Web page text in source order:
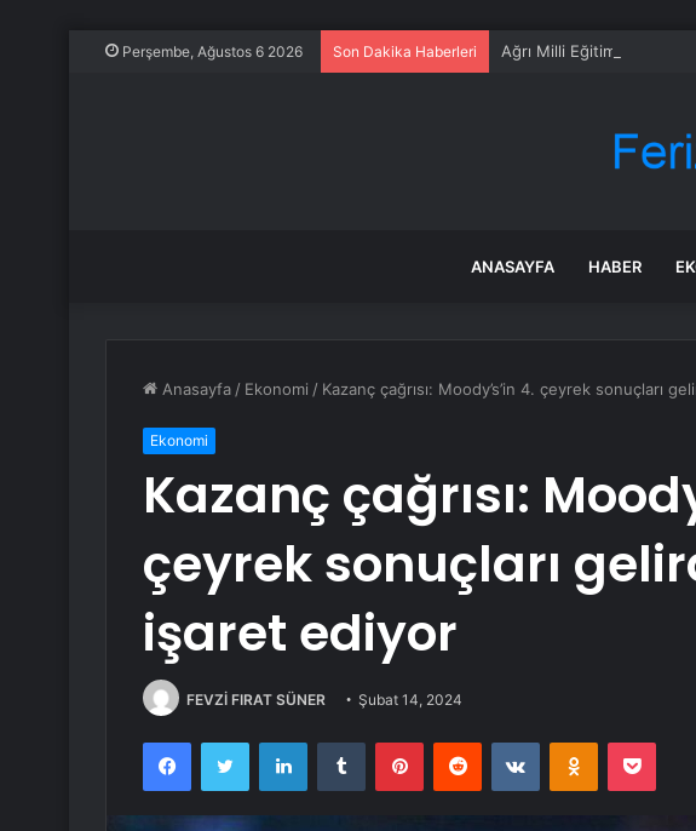
Perşembe, Ağustos 6 2026 Son Dakika Haberleri Ağrı Milli Eğitim Müdürü
ANASAYFA HABER
Anasayfa / Ekonomi / Kazanç çağrısı: Moody’s’in 4. çeyrek sonuçları
Ekonomi
Kazanç çağrısı:
çeyrek sonuçları
işaret ediyor
FEVZİ FIRAT SÜNER Şubat 14, 2024
FacebookTwitter LinkedInTumblr PinterestReddit VKontakteOdnoklassniki
Pocket